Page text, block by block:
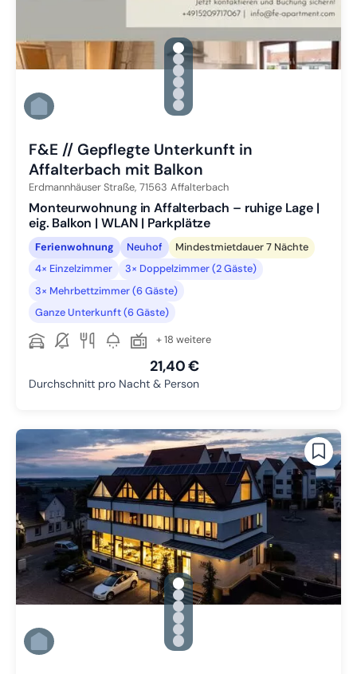
gallery.slide_selector
Zu Slide 1 wechseln
Zu Slide 2 wechseln
Zu Slide 3 wechseln
Zu Slide 4 wechseln
Zu Slide 5 wechseln
Zu Slide 6 wechseln
F&E // Gepflegte Unterkunft in
Affalterbach mit Balkon
Erdmannhäuser Straße, 71563 Affalterbach
Monteurwohnung in Affalterbach – ruhige Lage |
eig. Balkon | WLAN | Parkplätze
Ferienwohnung Neuhof
Mindestmietdauer 7 Nächte
4× Einzelzimmer
3× Doppelzimmer (2 Gäste)
3× Mehrbettzimmer (6 Gäste)
Ganze Unterkunft (6 Gäste)
+ 18 weitere
21,40 €
Durchschnitt pro Nacht & Person
gallery.slide_selector
Zu Slide 1 wechseln
Zu Slide 2 wechseln
Zu Slide 3 wechseln
Zu Slide 4 wechseln
Zu Slide 5 wechseln
Zu Slide 6 wechseln